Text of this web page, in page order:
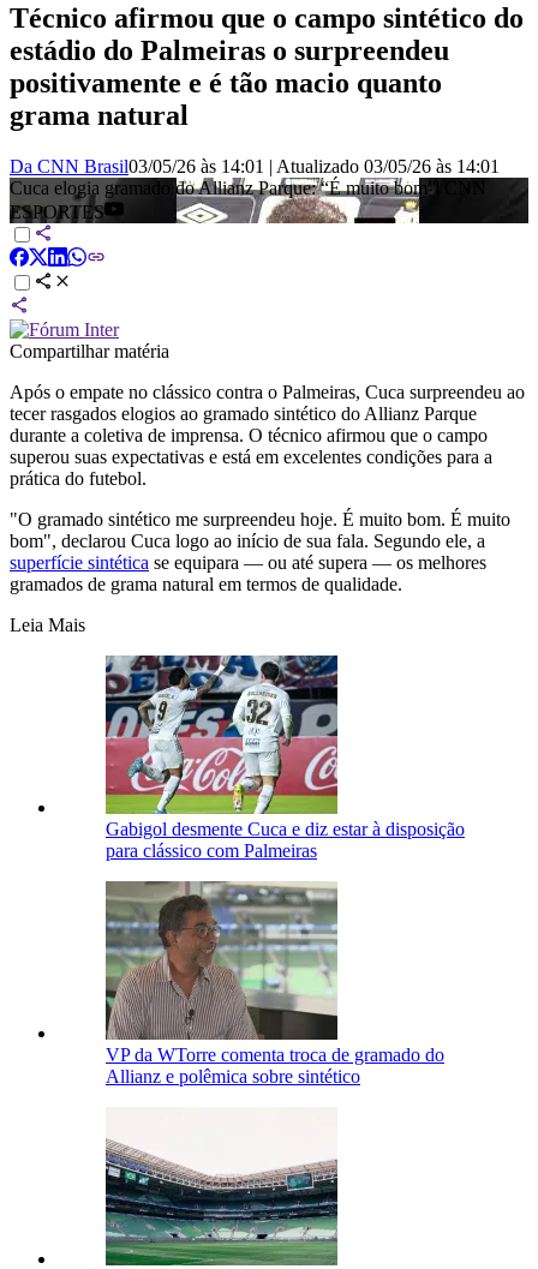
Técnico afirmou que o campo sintético do
estádio do Palmeiras o surpreendeu
positivamente e é tão macio quanto
grama natural
Da CNN Brasil03/05/26 às 14:01 | Atualizado 03/05/26 às 14:01
Cuca elogia gramado do Allianz Parque: “É muito bom”| CNN
ESPORTES
Compartilhar matéria
Após o empate no clássico contra o Palmeiras, Cuca surpreendeu ao
tecer rasgados elogios ao gramado sintético do Allianz Parque
durante a coletiva de imprensa. O técnico afirmou que o campo
superou suas expectativas e está em excelentes condições para a
prática do futebol.
"O gramado sintético me surpreendeu hoje. É muito bom. É muito
bom", declarou Cuca logo ao início de sua fala. Segundo ele, a
superfície sintética se equipara — ou até supera — os melhores
gramados de grama natural em termos de qualidade.
Leia Mais
Gabigol desmente Cuca e diz estar à disposição
para clássico com Palmeiras
VP da WTorre comenta troca de gramado do
Allianz e polêmica sobre sintético